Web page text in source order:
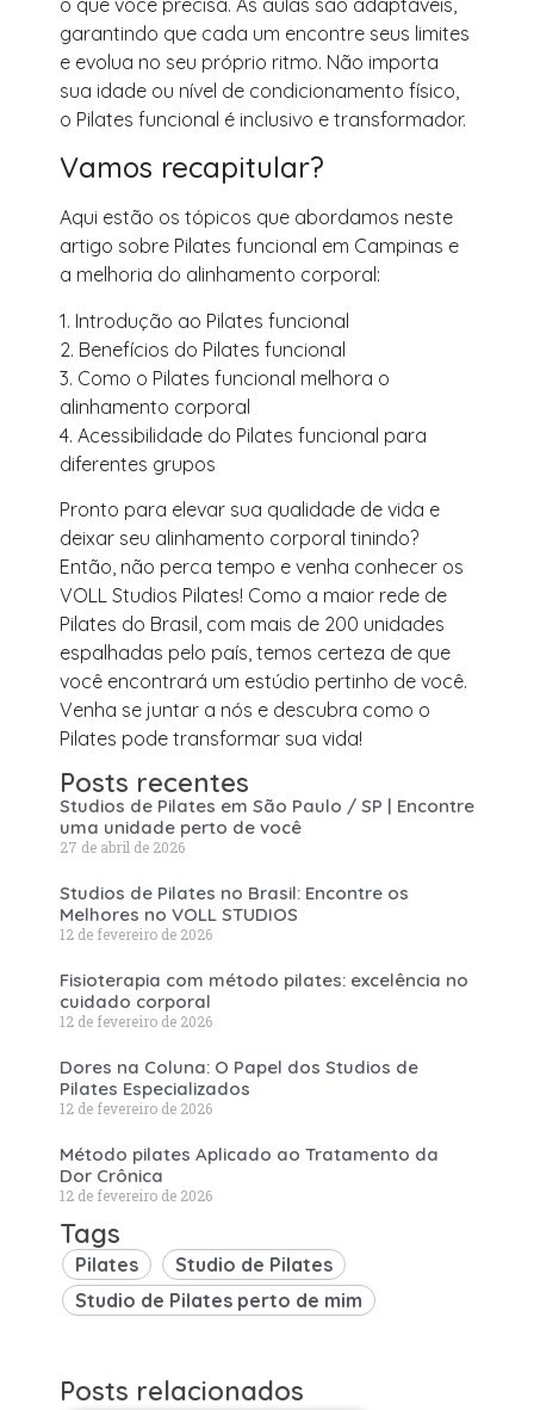
garantindo que cada um encontre seus limites
e evolua no seu próprio ritmo. Não importa
sua idade ou nível de condicionamento físico,
o Pilates funcional é inclusivo e transformador.
Vamos recapitular?
Aqui estão os tópicos que abordamos neste
artigo sobre Pilates funcional em Campinas e
a melhoria do alinhamento corporal:
1. Introdução ao Pilates funcional
2. Benefícios do Pilates funcional
3. Como o Pilates funcional melhora o
alinhamento corporal
4. Acessibilidade do Pilates funcional para
diferentes grupos
Pronto para elevar sua qualidade de vida e
deixar seu alinhamento corporal tinindo?
Então, não perca tempo e venha conhecer os
VOLL Studios Pilates! Como a maior rede de
Pilates do Brasil, com mais de 200 unidades
espalhadas pelo país, temos certeza de que
você encontrará um estúdio pertinho de você.
Venha se juntar a nós e descubra como o
Pilates pode transformar sua vida!
Posts recentes
Studios de Pilates em São Paulo / SP | Encontre
uma unidade perto de você
27 de abril de 2026
Studios de Pilates no Brasil: Encontre os
Melhores no VOLL STUDIOS
12 de fevereiro de 2026
Fisioterapia com método pilates: excelência no
cuidado corporal
12 de fevereiro de 2026
Dores na Coluna: O Papel dos Studios de
Pilates Especializados
12 de fevereiro de 2026
Método pilates Aplicado ao Tratamento da
Dor Crônica
12 de fevereiro de 2026
Tags
Pilates
Studio de Pilates
Studio de Pilates perto de mim
Posts relacionados